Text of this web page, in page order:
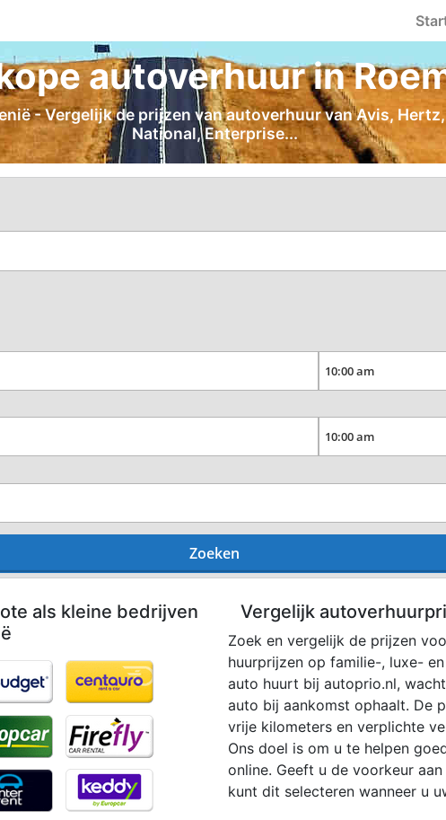
autoverhuur in
- Vergelijk de prijzen van autoverhuur van Avis,
National, Enterprise...
Zoeken
als kleine bedrijven
Vergelijk
Zoek en vergelijk de prijzen
huurprijzen op familie-, luxe-
auto huurt bij autoprio.nl,
auto bij aankomst ophaalt. De
vrije kilometers en verplichte
Ons doel is om u te helpen
online. Geeft u de voorkeur
kunt dit selecteren wanneer u